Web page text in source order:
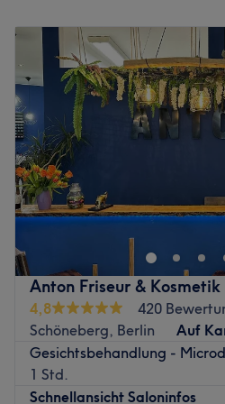
Atmosphäre: Elegant,
Expertise: Laser
Extras: Es werden kostenlose
Zurück zur
Dienstag
Mittwoch
Donnerstag
Freitag
Samstag
Sonntag
Wellness mitten im
Kosmetikstudio 61 in der
Dort erwartet die Kunden ein
Verwöhn-Programm der
man sich natürlich kompetent
Wünschen beraten: Mit der
als Fachkosmetikerin bietet die
wohltuenden
Anton Friseur & Kosmetik
4,8
420
Schöneberg, Berlin
Auf
Gesichtsbehandlung -
1 Std.
Schnellansicht Saloninfos